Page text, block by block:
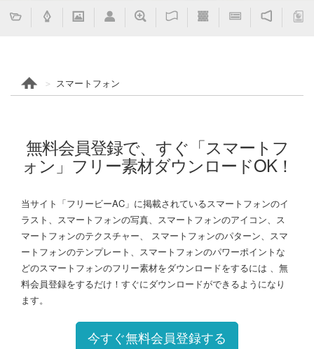
スマートフォン
無料会員登録で、すぐ「スマートフ
ォン」フリー素材ダウンロードOK！
当サイト「フリービーAC」に掲載されているスマートフォンのイ
ラスト、スマートフォンの写真、スマートフォンのアイコン、ス
マートフォンのテクスチャー、 スマートフォンのパターン、スマ
ートフォンのテンプレート、スマートフォンのパワーポイントな
どのスマートフォンのフリー素材をダウンロードをするには 、無
料会員登録をするだけ！すぐにダウンロードができるようになり
ます。
今すぐ無料会員登録する